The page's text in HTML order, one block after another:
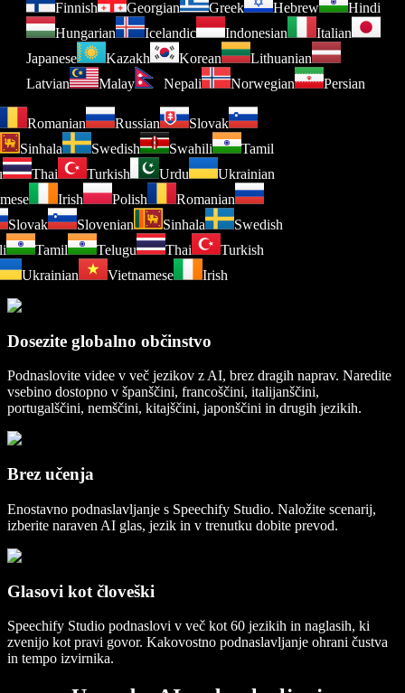
Finnish
Georgian Greek Hebrew
Hindi
Hungarian
Icelandic Indonesian
Italian
Japanese
Kazakh Korean
Lithuanian
Latvian
Malay Nepali Norwegian Persian
Romanian Russian
Slovak
Sinhala
Swedish Swahili
Tamil
Thai
Turkish Urdu
Ukrainian
Irish Polish
Romanian
Slovak
Slovenian Sinhala
Swedish
Tamil Telugu Thai
Turkish
Ukrainian
Vietnamese Irish
Dosezite globalno občinstvo
Podnaslovite videe v več jezikov z AI, brez dragih naprav. Naredite
vsebino dostopno v španščini, francoščini, italijanščini,
portugalščini, nemščini, kitajščini, japonščini in drugih jezikih.
Brez učenja
Enostavno podnaslavljanje s Speechify Studio. Naložite scenarij,
izberite naraven AI glas, jezik in v trenutku dobite prevod.
Glasovi kot človeški
Speechify Studio podnaslovi v več kot 60 jezikih in naglasih, ki
zvenijo kot pravi govor. Kakovostno podnaslavljanje ohrani čustva
in tempo izvirnika.